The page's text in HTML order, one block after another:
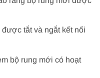
tắt và ngắt kết nối
bộ rung mới có hoạt